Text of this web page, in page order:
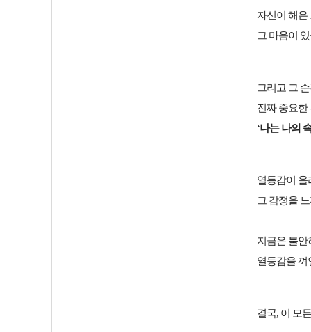
자신이 해온
그 마음이
그리고 그
진짜 중요한
‘나는 나의
열등감이 올
그 감정을
지금은 불안
열등감을 껴
결국, 이 모